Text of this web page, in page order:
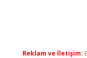
Reklam ve İletişim: